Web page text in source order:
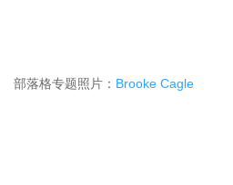
部落格专题照片： Brooke Cagle